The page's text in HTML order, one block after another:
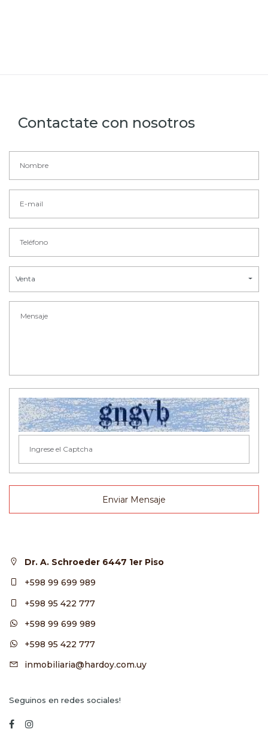
Contactate con nosotros
Venta
Enviar Mensaje
Dr. A. Schroeder 6447 1er Piso
+598 99 699 989
+598 95 422 777
+598 99 699 989
+598 95 422 777
inmobiliaria@hardoy.com.uy
Seguinos en redes sociales!